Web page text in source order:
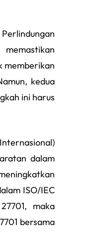
memberikan
kedua
ini harus
dalam
ISO/IEC
maka
bersama